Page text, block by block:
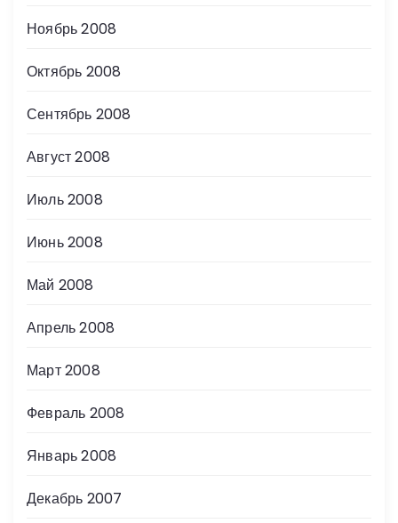
Ноябрь 2008
Октябрь 2008
Сентябрь 2008
Август 2008
Июль 2008
Июнь 2008
Май 2008
Апрель 2008
Март 2008
Февраль 2008
Январь 2008
Декабрь 2007